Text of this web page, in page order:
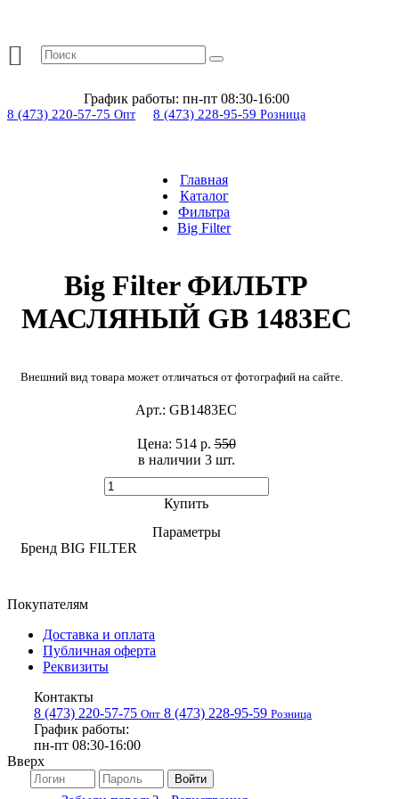
График работы: пн-пт 08:30-16:00
8 (473) 220-57-75 Опт 8 (473) 228-95-59 Розница
Главная
Каталог
Фильтра
Big Filter
Big Filter ФИЛЬТР
МАСЛЯНЫЙ GB 1483EC
Внешний вид товара может отличаться от фотографий на сайте.
Арт.: GB1483EC
в наличии 3 шт. ​
Цена: 514 р.550
Купить
Параметры
Бренд BIG FILTER
Покупателям
Доставка и оплата
Публичная оферта
Реквизиты
Контакты
8 (473) 220-57-75 Опт 8 (473) 228-95-59 Розница
График работы:
пн-пт 08:30-16:00
Вверх
Войти